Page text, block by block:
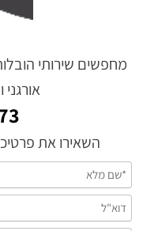
מחפשים שירותי
השאירו את